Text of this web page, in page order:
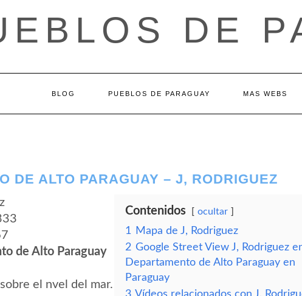
DE
BLOG PUEBLOS DE PARAGUAY MAS WEBS
DE ALTO PARAGUAY – J, RODRIGUEZ
de Alto Paraguay
el nvel del mar.
Contenidos ocultar
1
Mapa de J, Rodriguez
2 Google Street View J, Rodriguez
Departamento de Alto Paraguay en
Paraguay
3 Vídeos relacionados con J,